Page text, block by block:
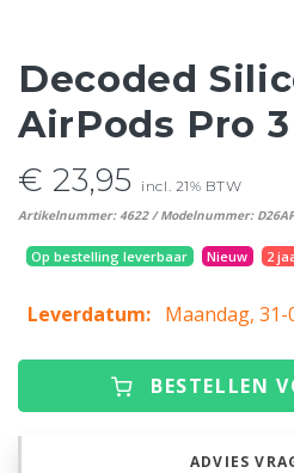
Decoded
AirPods Pro
€ 23,95 incl. 21% BTW
Artikelnummer: 4622 / Modelnummer:
Op bestelling leverbaar Nieuw 2
Leverdatum: Maandag, 31-
BESTELLEN
ADVIES